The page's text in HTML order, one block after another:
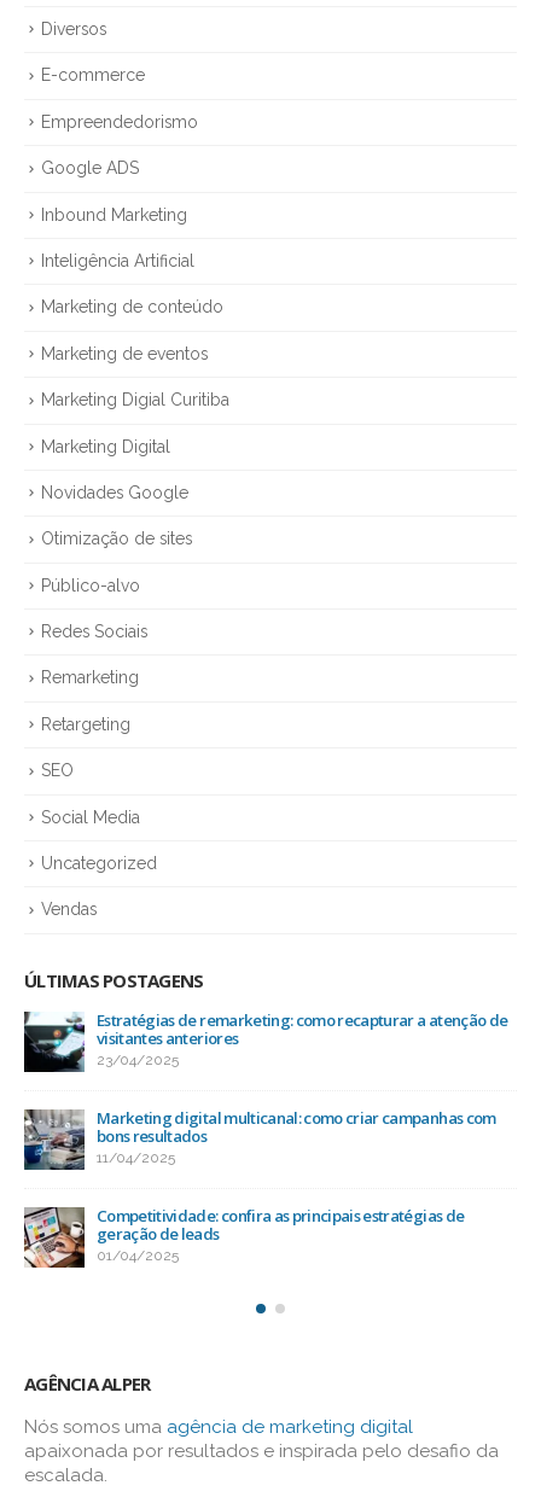
Diversos
E-commerce
Empreendedorismo
Google ADS
Inbound Marketing
Inteligência Artificial
Marketing de conteúdo
Marketing de eventos
Marketing Digial Curitiba
Marketing Digital
Novidades Google
Otimização de sites
Público-alvo
Redes Sociais
Remarketing
Retargeting
SEO
Social Media
Uncategorized
Vendas
ÚLTIMAS POSTAGENS
de Ranqueamento: o impacto das redes sociais no SEO
25/03/2025
Como a mídia social ajuda na conexão com o público-
13/03/2025
Otimização de sites: como alcançar bons resultados na
busca orgânica
03/03/2025
AGÊNCIA ALPER
Nós somos uma agência de marketing digital
apaixonada por resultados e inspirada pelo desafio da
escalada.